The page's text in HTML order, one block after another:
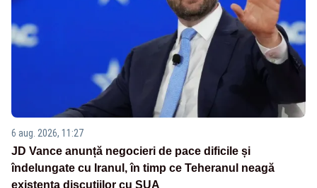
6 aug. 2026, 11:27
JD Vance anunță negocieri de pace dificile și
îndelungate cu Iranul, în timp ce Teheranul neagă
existența discuțiilor cu SUA